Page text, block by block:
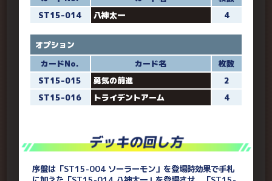
ST15-014
八神太一 4
オプション
カードNo.
カード名
枚数
ST15-015
勇気の前進
2
ST15-016
トライデントアーム 4
序盤は「ST15-004 ソーラーモン」を登場時効果で手札